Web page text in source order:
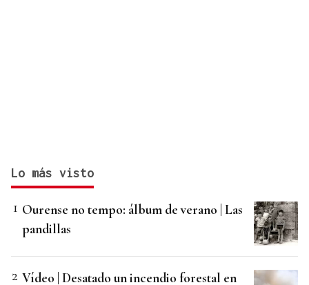
Lo más visto
Ourense no tempo: álbum de verano | Las
pandillas
Vídeo | Desatado un incendio forestal en